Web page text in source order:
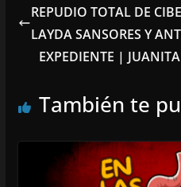
REPUDIO TOTAL DE
LAYDA SANSORES Y
EXPEDIENTE |
También te